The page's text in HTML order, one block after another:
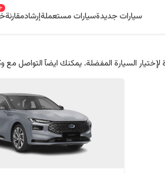
سيارات جديدةسيارات مستعملةإرشادمقارنة
السيارة المفضلة. يمكنك ايضآ التواصل